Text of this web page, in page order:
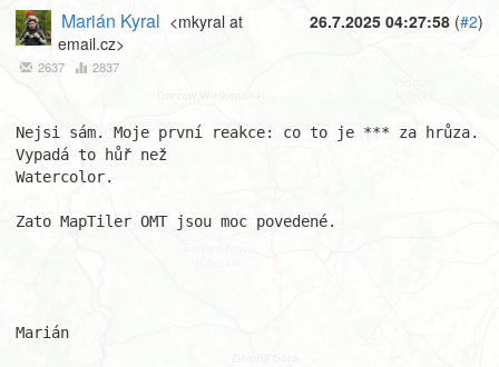
26.7.2025 04:27:58 (#2)
Marián Kyral <mkyral at
email.cz>
2637 2837
Nejsi sám. Moje první reakce: co to je *** za hrůza.
Vypadá to hůř než
Watercolor.
Zato MapTiler OMT jsou moc povedené.
Marián